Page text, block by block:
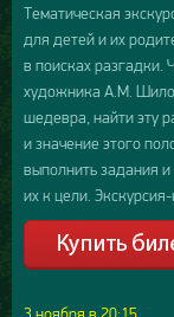
Тематическая
для детей и их
в поисках разгадки.
художника А.М.
шедевра, найти эту
и значение этого
выполнить задания
их к цели.